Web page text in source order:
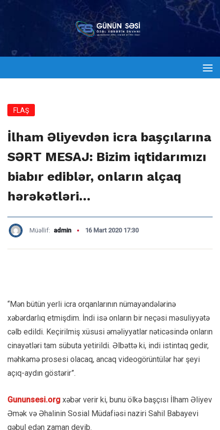
FLAŞ
İlham Əliyevdən icra başçılarına
SƏRT MESAJ: Bizim iqtidarımızı
biabır ediblər, onların alçaq
hərəkətləri…
Müəllif: admin 16 Mart 2020 17:30
“Mən bütün yerli icra orqanlarının nümayəndələrinə
xəbərdarlıq etmişdim. İndi isə onların bir neçəsi məsuliyyətə
cəlb edildi. Keçirilmiş xüsusi əməliyyatlar nəticəsində onların
cinayətləri tam sübuta yetirildi. Əlbəttə ki, indi istintaq gedir,
məhkəmə prosesi olacaq, ancaq videogörüntülər hər şeyi
açıq-aydın göstərir”.
Gununsesi.org xəbər verir ki, bunu ölkə başçısı İlham Əliyev
Əmək və Əhalinin Sosial Müdafiəsi naziri Sahil Babayevi
qəbul edən zaman deyib.